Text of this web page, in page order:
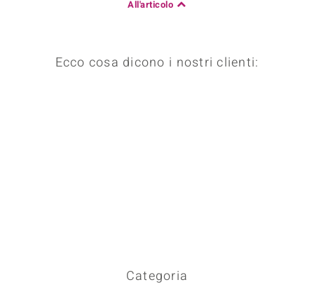
All'articolo
Ecco cosa dicono i nostri clienti:
Categoria